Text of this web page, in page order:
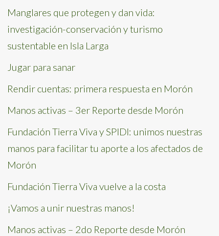
Manglares que protegen y dan vida:
investigación-conservación y turismo
sustentable en Isla Larga
Jugar para sanar
Rendir cuentas: primera respuesta en Morón
Manos activas – 3er Reporte desde Morón
Fundación Tierra Viva y SPIDI: unimos nuestras
manos para facilitar tu aporte a los afectados de
Morón
Fundación Tierra Viva vuelve a la costa
¡Vamos a unir nuestras manos!
Manos activas – 2do Reporte desde Morón